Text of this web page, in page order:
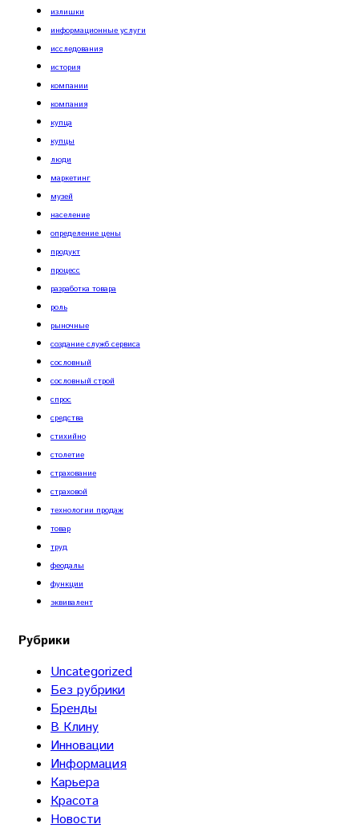
излишки
информационные услуги
исследования
история
компании
компания
купца
купцы
люди
маркетинг
музей
население
определение цены
продукт
процесс
разработка товара
роль
рыночные
создание служб сервиса
сословный
сословный строй
спрос
средства
стихийно
столетие
страхование
страховой
технологии продаж
товар
труд
феодалы
функции
эквивалент
Рубрики
Uncategorized
Без рубрики
Бренды
В Клину
Инновации
Информация
Карьера
Красота
Новости